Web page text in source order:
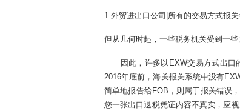
1.外贸进出口公司|所有的交易方式报
但从几何时起，一些税务机关受到一
因此，许多以EXW交易方式出口
2016年底前，海关报关系统中没有
简单地报告给FOB，则属于报关错误
您一张出口退税凭证内容不真实，应